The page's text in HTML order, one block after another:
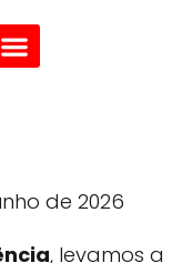
de 2026
, levamos a